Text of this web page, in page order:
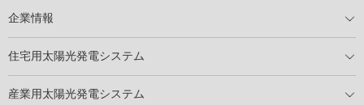
企業情報
住宅用太陽光発電システム
産業用太陽光発電システム